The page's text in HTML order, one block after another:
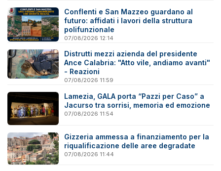
Conflenti e San Mazzeo guardano al
futuro: affidati i lavori della struttura
polifunzionale
07/08/2026 12:14
Distrutti mezzi azienda del presidente
Ance Calabria: "Atto vile, andiamo avanti"
- Reazioni
07/08/2026 11:59
Lamezia, GALA porta “Pazzi per Caso” a
Jacurso tra sorrisi, memoria ed emozione
07/08/2026 11:54
Gizzeria ammessa a finanziamento per la
riqualificazione delle aree degradate
07/08/2026 11:44